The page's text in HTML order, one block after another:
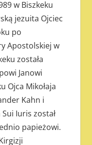
w Biszkeku
jezuita Ojciec
po
Apostolskiej w
została
Janowi
Ojca Mikołaja
Kahn i
Iuris został
papieżowi.